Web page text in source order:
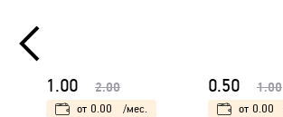
1.00 2.00
от 0.00 /мес.
0.50 1.00
от 0.00